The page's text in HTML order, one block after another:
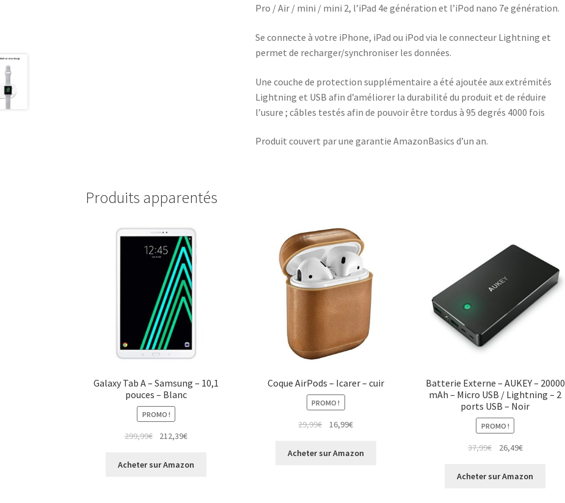
Pro / Air / mini / mini 2, l’iPad 4e génération et l’iPod nano 7e génération.
Se connecte à votre iPhone, iPad ou iPod via le connecteur Lightning et
permet de recharger/synchroniser les données.
Une couche de protection supplémentaire a été ajoutée aux extrémités
Lightning et USB afin d’améliorer la durabilité du produit et de réduire
l’usure ; câbles testés afin de pouvoir être tordus à 95 degrés 4000 fois
Produit couvert par une garantie AmazonBasics d’un an.
Produits apparentés
Galaxy Tab A – Samsung – 10,1
pouces – Blanc
PROMO !
299,99€ 212,39€
Acheter sur Amazon
Coque AirPods – Icarer – cuir
PROMO !
29,99€ 16,99€
Acheter sur Amazon
Batterie Externe – AUKEY – 20000
mAh – Micro USB / Lightning – 2
ports USB – Noir
PROMO !
37,99€ 26,49€
Acheter sur Amazon